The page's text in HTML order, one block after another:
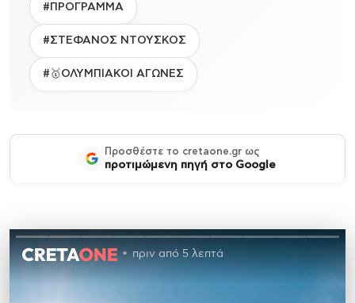
#ΠΡΟΓΡΑΜΜΑ
#ΣΤΕΦΑΝΟΣ ΝΤΟΥΣΚΟΣ
#🥇ΟΛΥΜΠΙΑΚΟΙ ΑΓΩΝΕΣ
Προσθέστε το cretaone.gr ως
προτιμώμενη πηγή στο Google
πριν από 5 λεπτά